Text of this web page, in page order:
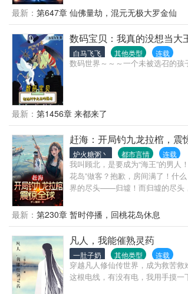
最新： 第647章 仙佛量劫，混元无极大罗金仙
数码宝贝：我真的没想当大
白马飞飞 其他类型 连载
数码世界～～～一个未被选召的
最新： 第1456章 来都来了
赶海：开局钓九龙拉棺，震
炉火糖粥丶 都市言情 连载
我叫顾北，是要成为“海王”的男
花岛”做客？抱歉，房间满了！什
界的尽头——归墟！而归墟的尽头
最新： 第230章 暂时停播，回桃花岛休息
凡人，我能催熟灵药
一肚子奶 其他类型 连载
穿越凡人修仙传世界，成为救苦
这根电线，有没有电，我用手摸